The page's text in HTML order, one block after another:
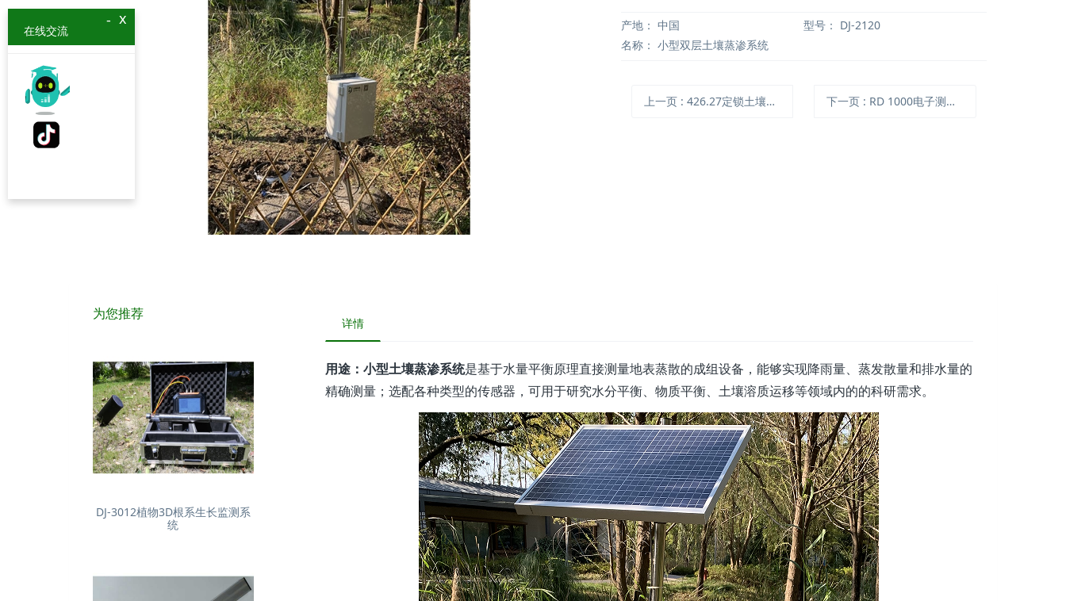
产地： 中国 型号： DJ-2120
名称： 小型双层土壤蒸渗系统
上一页 : 426.27定锁土壤探头套件 下一页 : RD 1000电子测树仪(停产)
详情
用途：小型土壤蒸渗系统是基于水量平衡原理直接测量地表蒸散的成组设备，能够实现降雨量、蒸发散量和排水量的
精确测量；选配各种类型的传感器，可用于研究水分平衡、物质平衡、土壤溶质运移等领域内的的科研需求。
为您推荐
DJ-3012植物3D根系生长监测系
统
x
-
在线交流